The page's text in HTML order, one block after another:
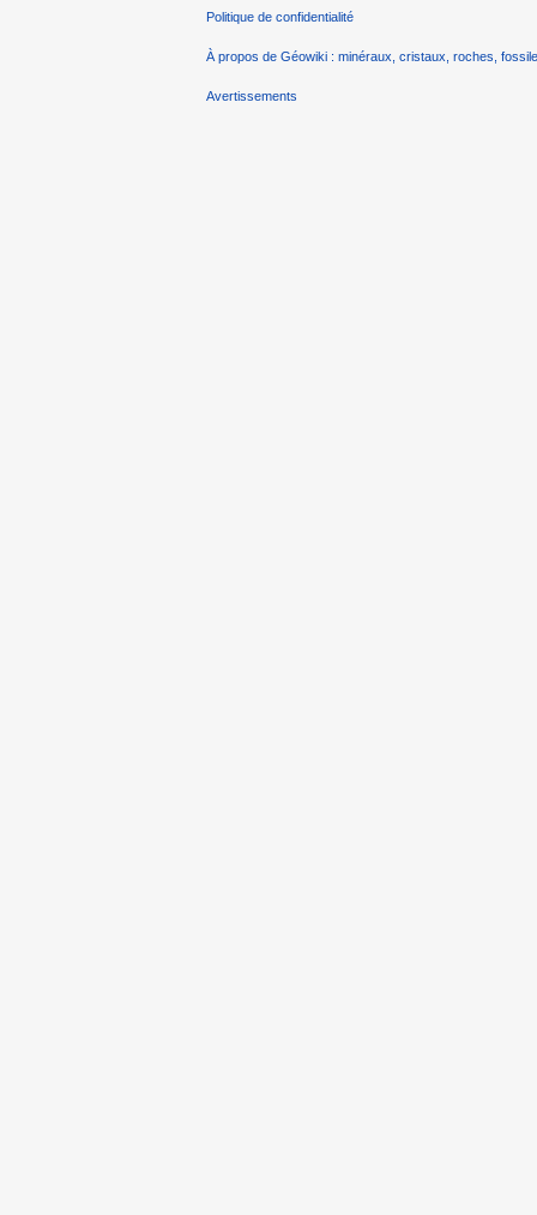
Politique de confidentialité
À propos de Géowiki : minéraux, cristaux, roches,
Avertissements